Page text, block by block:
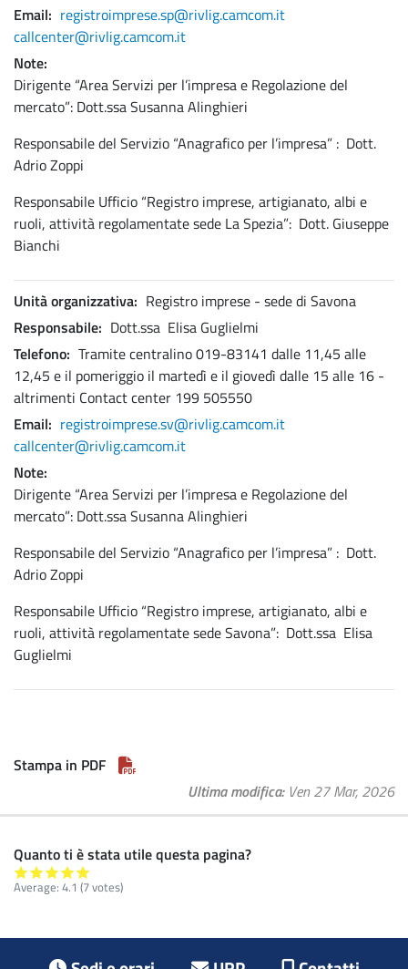
Email
registroimprese.sp@rivlig.camcom.it
callcenter@rivlig.camcom.it
Note
Dirigente “Area Servizi per l’impresa e Regolazione del
mercato”: Dott.ssa Susanna Alinghieri
Responsabile del Servizio “Anagrafico per l’impresa” : Dott.
Adrio Zoppi
Responsabile Ufficio “Registro imprese, artigianato, albi e
ruoli, attività regolamentate sede La Spezia”: Dott. Giuseppe
Bianchi
Unità organizzativa Registro imprese - sede di Savona
Responsabile Dott.ssa Elisa Guglielmi
Telefono Tramite centralino 019-83141 dalle 11,45 alle
12,45 e il pomeriggio il martedì e il giovedì dalle 15 alle 16 -
altrimenti Contact center 199 505550
Email
registroimprese.sv@rivlig.camcom.it
callcenter@rivlig.camcom.it
Note
Dirigente “Area Servizi per l’impresa e Regolazione del
mercato”: Dott.ssa Susanna Alinghieri
Responsabile del Servizio “Anagrafico per l’impresa” : Dott.
Adrio Zoppi
Responsabile Ufficio “Registro imprese, artigianato, albi e
ruoli, attività regolamentate sede Savona”: Dott.ssa Elisa
Guglielmi
Stampa in PDF
Ultima modifica Ven 27 Mar, 2026
Quanto ti è stata utile questa pagina?
Average: 4.1 (7 votes)